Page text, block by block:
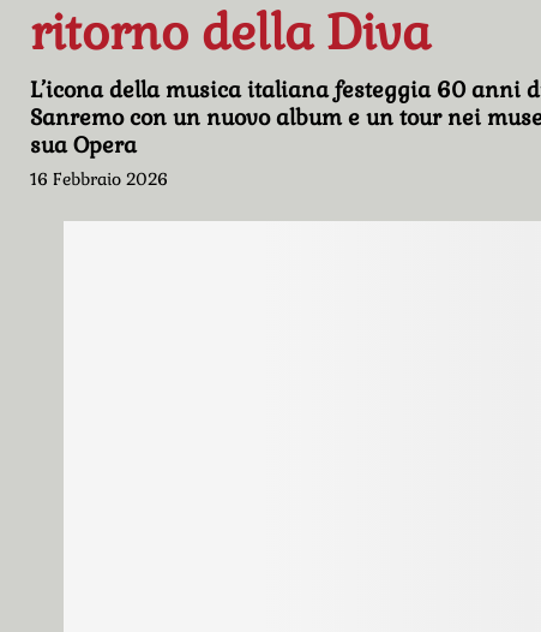
ritorno della Diva
L’icona della musica italiana festeggia 60 anni
Sanremo con un nuovo album e un tour nei
sua Opera
16 Febbraio 2026